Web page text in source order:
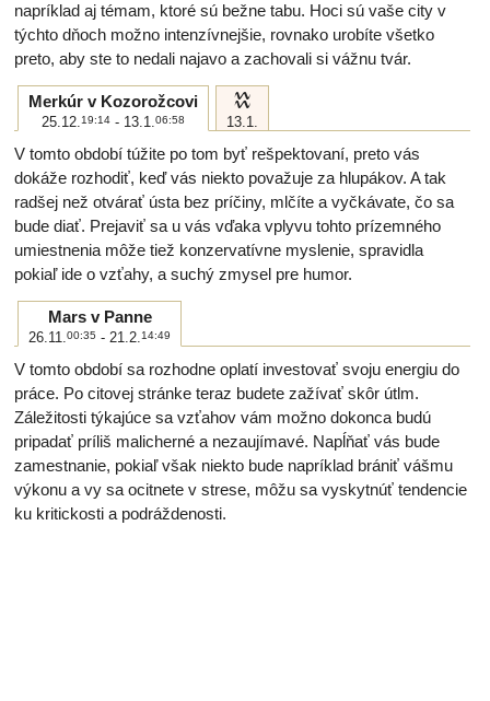
napríklad aj témam, ktoré sú bežne tabu. Hoci sú vaše city v
týchto dňoch možno intenzívnejšie, rovnako urobíte všetko
preto, aby ste to nedali najavo a zachovali si vážnu tvár.
Merkúr v Kozorožcovi
25.12.19:14 - 13.1.06:58
k
13.1.
V tomto období túžite po tom byť rešpektovaní, preto vás
dokáže rozhodiť, keď vás niekto považuje za hlupákov. A tak
radšej než otvárať ústa bez príčiny, mlčíte a vyčkávate, čo sa
bude diať. Prejaviť sa u vás vďaka vplyvu tohto prízemného
umiestnenia môže tiež konzervatívne myslenie, spravidla
pokiaľ ide o vzťahy, a suchý zmysel pre humor.
Mars v Panne
26.11.00:35 - 21.2.14:49
V tomto období sa rozhodne oplatí investovať svoju energiu do
práce. Po citovej stránke teraz budete zažívať skôr útlm.
Záležitosti týkajúce sa vzťahov vám možno dokonca budú
pripadať príliš malicherné a nezaujímavé. Napĺňať vás bude
zamestnanie, pokiaľ však niekto bude napríklad brániť vášmu
výkonu a vy sa ocitnete v strese, môžu sa vyskytnúť tendencie
ku kritickosti a podráždenosti.